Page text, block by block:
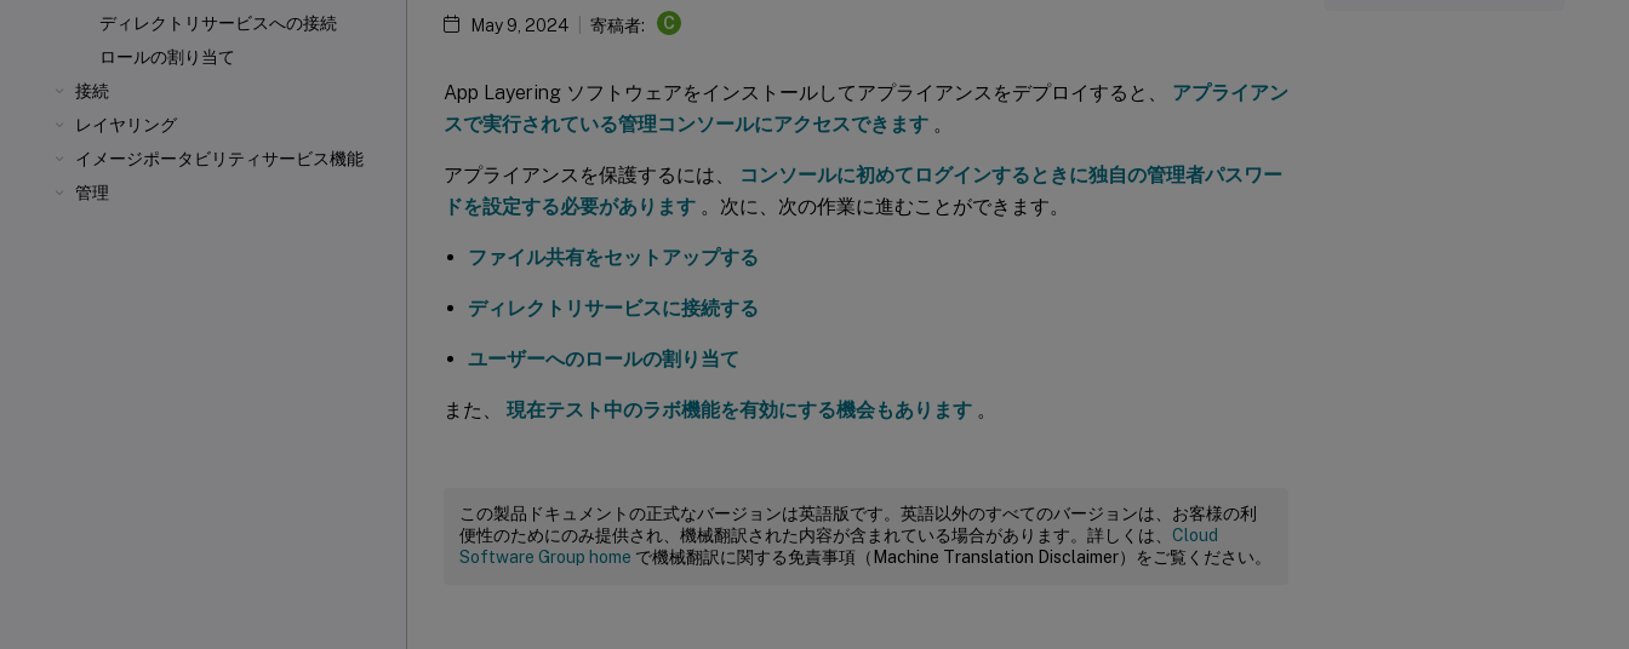
ディレクトリサービスへの接続
ロールの割り当て
接続
レイヤリング
イメージポータビリティサービス機能
管理
May 9, 2024 寄稿者: C
App Layering ソフトウェアをインストールしてアプライアンスをデプロイすると、 アプライアン
スで実行されている管理コンソールにアクセスできます 。
アプライアンスを保護するには、
コンソールに初めてログインするときに独自の管理者パスワー
ドを設定する必要があります 。次に、次の作業に進むことができます。
ファイル共有をセットアップする
ディレクトリサービスに接続する
ユーザーへのロールの割り当て
また、 現在テスト中のラボ機能を有効にする機会もあります 。
この製品ドキュメントの正式なバージョンは英語版です。英語以外のすべてのバージョンは、お客様の利
便性のためにのみ提供され、機械翻訳された内容が含まれている場合があります。詳しくは、 Cloud
Software Group home で機械翻訳に関する免責事項（Machine Translation Disclaimer）をご覧ください。